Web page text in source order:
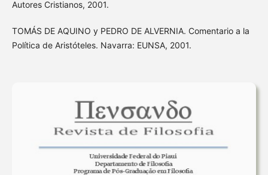
Autores Cristianos, 2001.
TOMÁS DE AQUINO y PEDRO DE ALVERNIA. Comentario a la
Política de Aristóteles. Navarra: EUNSA, 2001.